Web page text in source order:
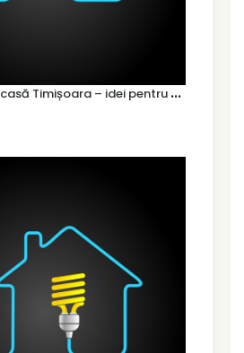
I
luminat exterior casă Timișoara – idei pentru siguranță și confort